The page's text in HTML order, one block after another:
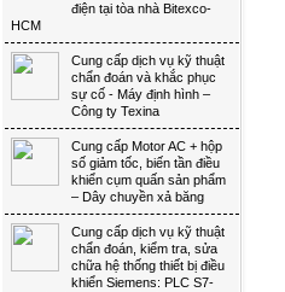
điện tại tòa nhà Bitexco-
HCM
Cung cấp dịch vụ kỹ thuật
chẩn đoán và khắc phục
sự cố - Máy định hình –
Công ty Texina
Cung cấp Motor AC + hộp
số giảm tốc, biến tần điều
khiển cụm quấn sản phẩm
– Dây chuyền xả băng
Cung cấp dịch vụ kỹ thuật
chẩn đoán, kiểm tra, sửa
chữa hệ thống thiết bị điều
khiển Siemens: PLC S7-